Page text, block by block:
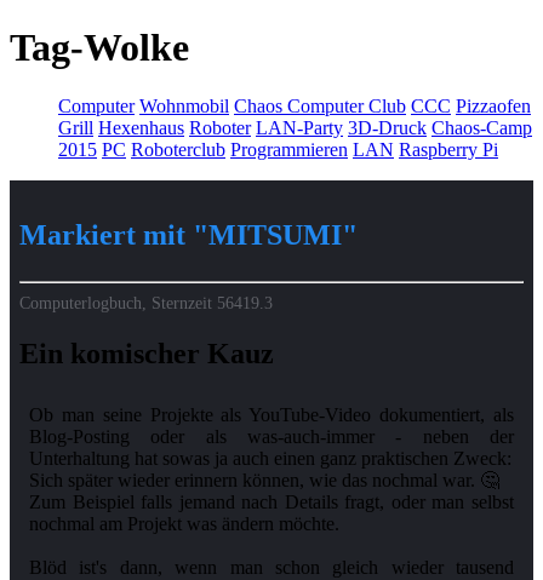
Tag-Wolke
Computer Wohnmobil Chaos Computer Club CCC Pizzaofen
Grill Hexenhaus Roboter LAN-Party 3D-Druck Chaos-Camp
2015 PC Roboterclub Programmieren LAN Raspberry Pi
Markiert mit "MITSUMI"
Computerlogbuch, Sternzeit 56419.3
Ein komischer Kauz
Ob man seine Projekte als YouTube-Video dokumentiert, als
Blog-Posting oder als was-auch-immer - neben der
Unterhaltung hat sowas ja auch einen ganz praktischen Zweck:
Sich später wieder erinnern können, wie das nochmal war. 🤔
Zum Beispiel falls jemand nach Details fragt, oder man selbst
nochmal am Projekt was ändern möchte.
Blöd ist's dann, wenn man schon gleich wieder tausend